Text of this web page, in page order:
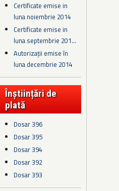
Certificate emise in
luna noiembrie 2014
Certificate emise in
luna septembrie 201...
Autorizații emise în
luna decembrie 2014
Înștiințări de
plată
Dosar 396
Dosar 395
Dosar 394
Dosar 392
Dosar 393